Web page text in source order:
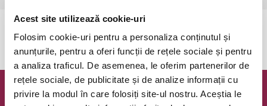
Acest site utilizează cookie-uri
Folosim cookie-uri pentru a personaliza conținutul și
anunțurile, pentru a oferi funcții de rețele sociale și pentru
a analiza traficul. De asemenea, le oferim partenerilor de
rețele sociale, de publicitate și de analize informații cu
privire la modul în care folosiți site-ul nostru. Aceștia le
Newsletter @ Bilete.ro